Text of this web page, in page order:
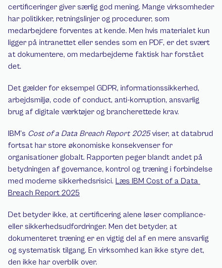
certificeringer giver særlig god mening. Mange virksomheder
har politikker, retningslinjer og procedurer, som
medarbejdere forventes at kende. Men hvis materialet kun
ligger på intranettet eller sendes som en PDF, er det svært
at dokumentere, om medarbejderne faktisk har forstået
det.
Det gælder for eksempel GDPR, informationssikkerhed,
arbejdsmiljø, code of conduct, anti-korruption, ansvarlig
brug af digitale værktøjer og brancherettede krav.
IBM’s Cost of a Data Breach Report 2025 viser, at databrud
fortsat har store økonomiske konsekvenser for
organisationer globalt. Rapporten peger blandt andet på
betydningen af governance, kontrol og træning i forbindelse
med moderne sikkerhedsrisici. Læs IBM Cost of a Data
Breach Report 2025
Det betyder ikke, at certificering alene løser compliance-
eller sikkerhedsudfordringer. Men det betyder, at
dokumenteret træning er en vigtig del af en mere ansvarlig
og systematisk tilgang. En virksomhed kan ikke styre det,
den ikke har overblik over.